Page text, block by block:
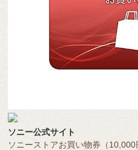
ソニー公式サイト
ソニーストアお買い物券（